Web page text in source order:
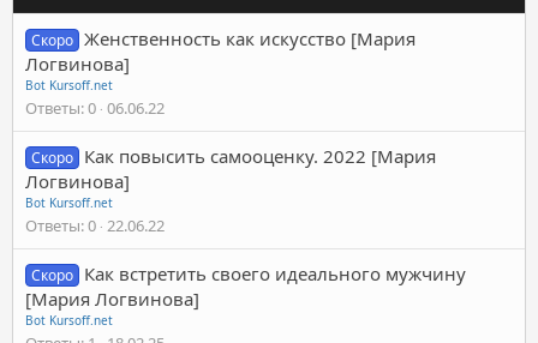
Скоро Женственность как искусство [Мария
Логвинова]
Bot Kursoff.net
Ответы 0 06.06.22
Скоро Как повысить самооценку. 2022 [Мария
Логвинова]
Bot Kursoff.net
Ответы 0 22.06.22
Скоро Как встретить своего идеального мужчину
[Мария Логвинова]
Bot Kursoff.net